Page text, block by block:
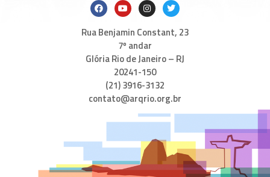
Rua Benjamin Constant, 23
7º andar
Glória Rio de Janeiro – RJ
20241-150
(21) 3916-3132
contato@arqrio.org.br